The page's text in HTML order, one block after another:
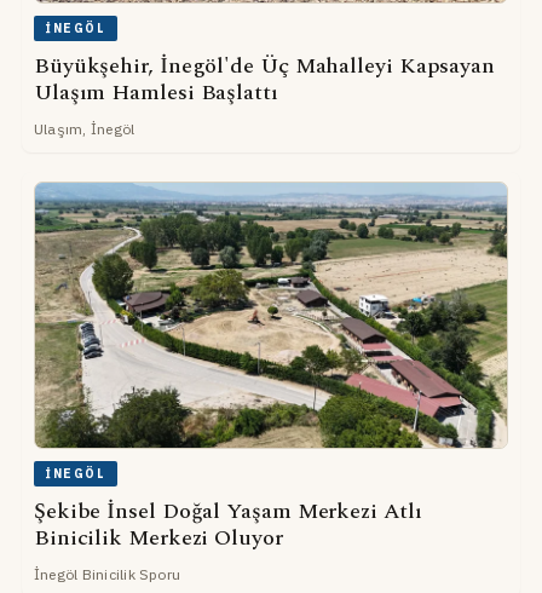
İNEGÖL
Büyükşehir, İnegöl'de Üç Mahalleyi Kapsayan
Ulaşım Hamlesi Başlattı
Ulaşım, İnegöl
İNEGÖL
Şekibe İnsel Doğal Yaşam Merkezi Atlı
Binicilik Merkezi Oluyor
İnegöl Binicilik Sporu